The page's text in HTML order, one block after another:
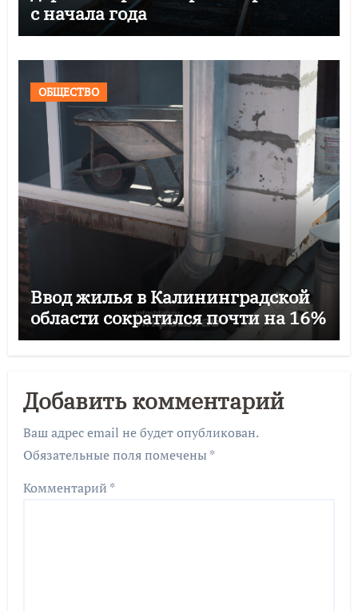
с начала года
ОБЩЕСТВО
Ввод жилья в Калининградской
области сократился почти на 16%
Добавить комментарий
Ваш адрес email не будет опубликован.
Обязательные поля помечены *
Комментарий *